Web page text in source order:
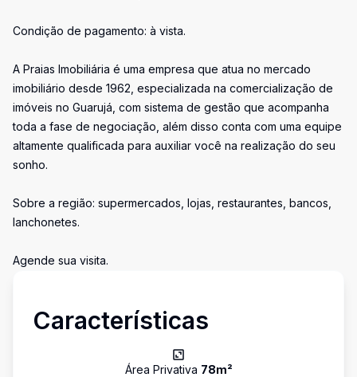
Condição de pagamento: à vista.
A Praias Imobiliária é uma empresa que atua no mercado
imobiliário desde 1962, especializada na comercialização de
imóveis no Guarujá, com sistema de gestão que acompanha
toda a fase de negociação, além disso conta com uma equipe
altamente qualificada para auxiliar você na realização do seu
sonho.
Sobre a região: supermercados, lojas, restaurantes, bancos,
lanchonetes.
Agende sua visita.
Características
Área Privativa 78m²